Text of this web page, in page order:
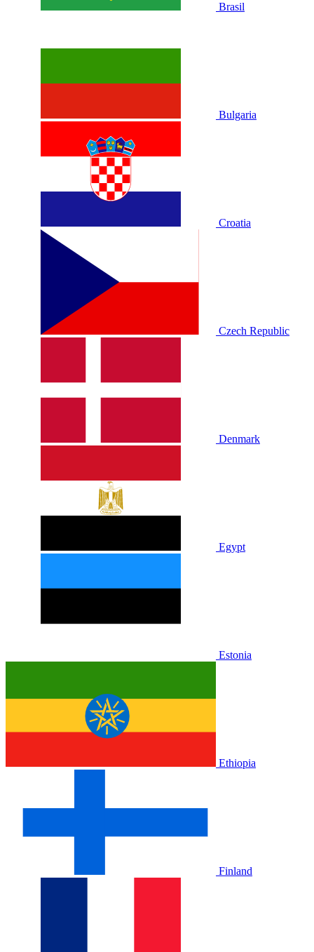
Brasil
Bulgaria
Croatia
Czech Republic
Denmark
Egypt
Estonia
Ethiopia
Finland